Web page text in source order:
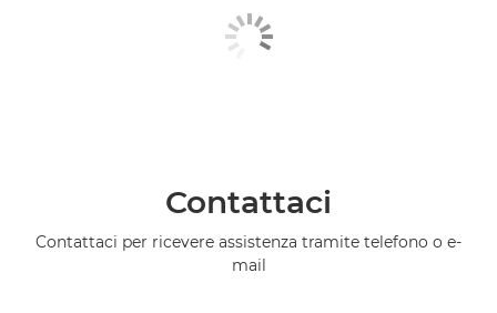
Contattaci
Contattaci per ricevere assistenza tramite telefono o e-
mail